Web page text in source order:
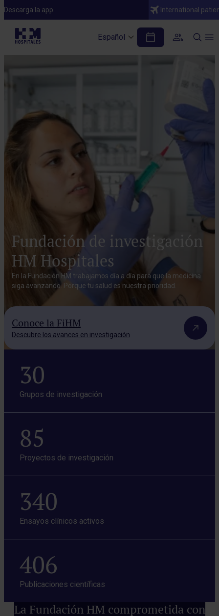
Descarga la app International
Español
Fundación de investigación
HM Hospitales
En la Fundación HM trabajamos día a día para que la medicina
siga avanzando. Porque tu salud es nuestra prioridad.
Conoce la FiHM
Descubre los avances en investigación
30
Grupos de investigación
85
Proyectos de investigación
340
Ensayos clínicos activos
406
Publicaciones científicas
La Fundación HM comprometida con